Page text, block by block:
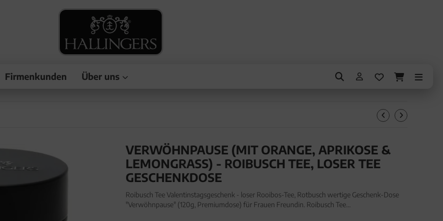
Firmenkunden Über uns
VERWÖHNPAUSE (MIT ORANGE, APRIKOSE &
LEMONGRASS) - ROIBUSCH TEE, LOSER TEE
GESCHENKDOSE
Roibusch Tee Valentinstagsgeschenk - loser Rooibos-Tee, Rotbusch wertige Geschenk-Dose
"Verwöhnpause" (120g, Premiumdose) für Frauen Freundin. Roibusch Tee